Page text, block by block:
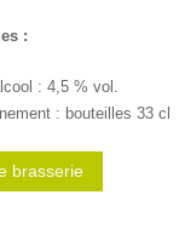
:
: 4,5 % vol.
: bouteilles 33 cl
brasserie